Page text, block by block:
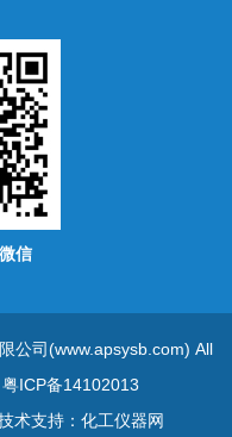
信
公司(www.apsysb.com) All
ICP备14102013
支持： 化工仪器网